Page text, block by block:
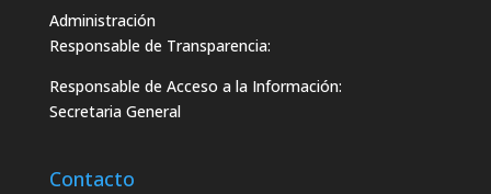
Administración
Responsable de Transparencia:
Responsable de Acceso a la Información:
Secretaria General
Contacto